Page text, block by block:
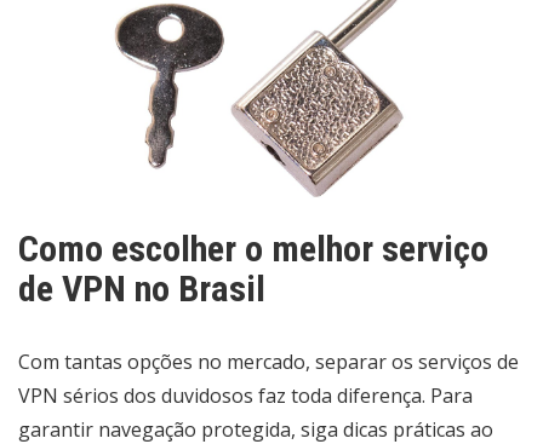
Como escolher o melhor serviço
de VPN no Brasil
Com tantas opções no mercado, separar os serviços de
VPN sérios dos duvidosos faz toda diferença. Para
garantir navegação protegida, siga dicas práticas ao